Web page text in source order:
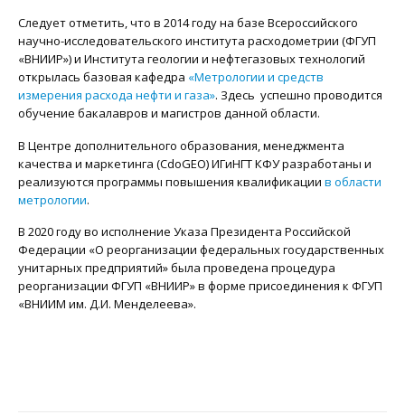
Следует отметить, что в 2014 году на базе Всероссийского
научно-исследовательского института расходометрии (ФГУП
«ВНИИР») и Института геологии и нефтегазовых технологий
открылась базовая кафедра «Метрологии и средств
измерения расхода нефти и газа». Здесь успешно проводится
обучение бакалавров и магистров данной области.
В Центре дополнительного образования, менеджмента
качества и маркетинга (CdoGEO) ИГиНГТ КФУ разработаны и
реализуются программы повышения квалификации в области
метрологии.
В 2020 году во исполнение Указа Президента Российской
Федерации «О реорганизации федеральных государственных
унитарных предприятий» была проведена процедура
реорганизации ФГУП «ВНИИР» в форме присоединения к ФГУП
«ВНИИМ им. Д.И. Менделеева».